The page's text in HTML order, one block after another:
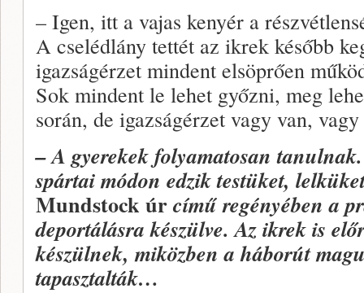
– Igen, itt a vajas kenyér a
A cselédlány tettét az ikrek később
igazságérzet mindent elsöprően
Sok mindent le lehet győzni, meg
során, de igazságérzet vagy van,
– A gyerekek folyamatosan
spártai módon edzik testüket,
Mundstock úrcímű regényében a
deportálásra készülve. Az ikrek is
készülnek, miközben a háborút
tapasztalták…